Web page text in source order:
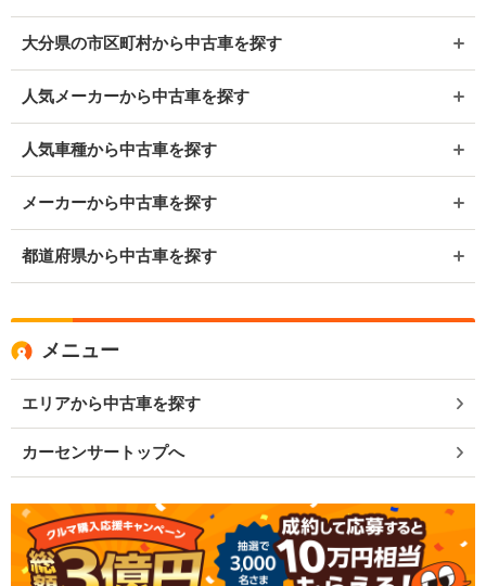
大分県の市区町村から中古車を探す
人気メーカーから中古車を探す
人気車種から中古車を探す
メーカーから中古車を探す
都道府県から中古車を探す
メニュー
エリアから中古車を探す
カーセンサートップへ